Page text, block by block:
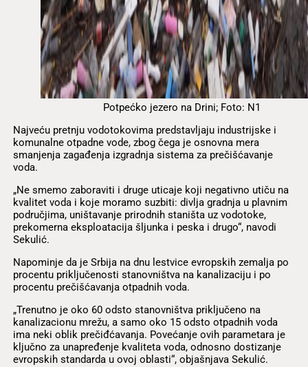
Potpećko jezero na Drini; Foto: N1
Najveću pretnju vodotokovima predstavljaju industrijske i
komunalne otpadne vode, zbog čega je osnovna mera
smanjenja zagađenja izgradnja sistema za prečišćavanje
voda.
„Ne smemo zaboraviti i druge uticaje koji negativno utiču na
kvalitet voda i koje moramo suzbiti: divlja gradnja u plavnim
područjima, uništavanje prirodnih staništa uz vodotoke,
prekomerna eksploatacija šljunka i peska i drugo“, navodi
Sekulić.
Napominje da je Srbija na dnu lestvice evropskih zemalja po
procentu priključenosti stanovništva na kanalizaciju i po
procentu prečišćavanja otpadnih voda.
„Trenutno je oko 60 odsto stanovništva priključeno na
kanalizacionu mrežu, a samo oko 15 odsto otpadnih voda
ima neki oblik prečiđćavanja. Povećanje ovih parametara je
ključno za unapređenje kvaliteta voda, odnosno dostizanje
evropskih standarda u ovoj oblasti“, objašnjava Sekulić.